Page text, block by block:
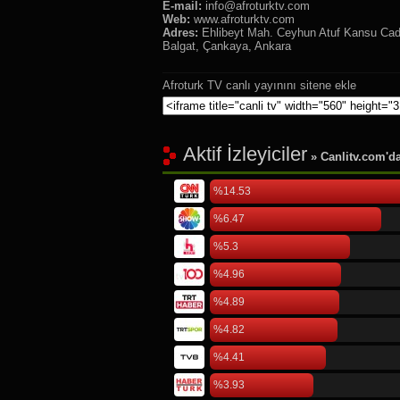
E-mail: info@afroturktv.com
Web: www.afroturktv.com
Adres: Ehlibeyt Mah. Ceyhun Atuf Kansu
Balgat, Çankaya, Ankara
Afroturk TV canlı yayınını sitene ekle
Aktif İzleyiciler »
%14.53
%6.47
%5.3
%4.96
%4.89
%4.82
%4.41
%3.93